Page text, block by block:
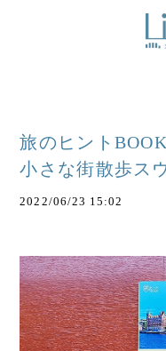
旅のヒント
小さな街散歩ス
2022/06/23 15:02